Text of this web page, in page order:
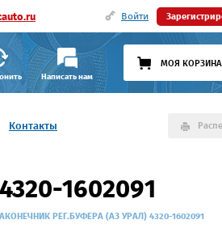
Войти
Написать нам
МОЯ КОРЗИНА
Контакты
1602091
РЕГ.БУФЕРА (АЗ УРАЛ) 4320-1602091